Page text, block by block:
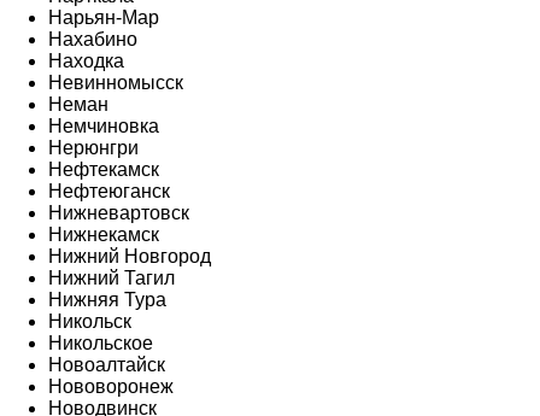
Нарьян-Мар
Нахабино
Находка
Невинномысск
Неман
Немчиновка
Нерюнгри
Нефтекамск
Нефтеюганск
Нижневартовск
Нижнекамск
Нижний Новгород
Нижний Тагил
Нижняя Тура
Никольск
Никольское
Новоалтайск
Нововоронеж
Новодвинск